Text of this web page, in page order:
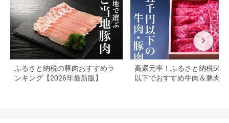
ふるさと納税の豚肉おすすめラ
ンキング【2026年最新版】
高還元率！ふるさと納税
以下でおすすめ牛肉＆豚肉ラ